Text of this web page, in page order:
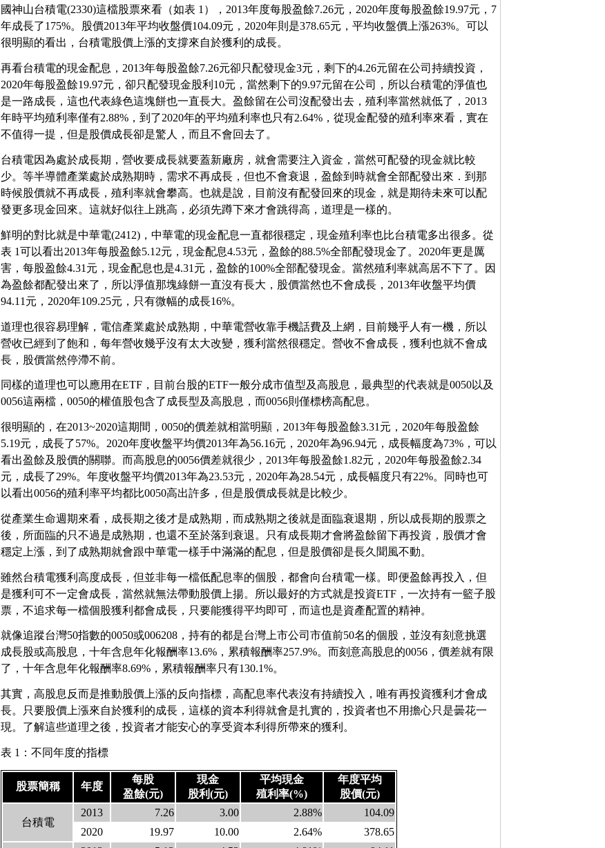
國神山台積電(2330)這檔股票來看（如表 1），2013年度每股盈餘7.26元，2020年度每股盈餘19.97元，7
年成長了175%。股價2013年平均收盤價104.09元，2020年則是378.65元，平均收盤價上漲263%。可以
很明顯的看出，台積電股價上漲的支撐來自於獲利的成長。
再看台積電的現金配息，2013年每股盈餘7.26元卻只配發現金3元，剩下的4.26元留在公司持續投資，
2020年每股盈餘19.97元，卻只配發現金股利10元，當然剩下的9.97元留在公司，所以台積電的淨值也
是一路成長，這也代表綠色這塊餅也一直長大。盈餘留在公司沒配發出去，殖利率當然就低了，2013
年時平均殖利率僅有2.88%，到了2020年的平均殖利率也只有2.64%，從現金配發的殖利率來看，實在
不值得一提，但是股價成長卻是驚人，而且不會回去了。
台積電因為處於成長期，營收要成長就要蓋新廠房，就會需要注入資金，當然可配發的現金就比較
少。等半導體產業處於成熟期時，需求不再成長，但也不會衰退，盈餘到時就會全部配發出來．到那
時候股價就不再成長，殖利率就會攀高。也就是說，目前沒有配發回來的現金，就是期待未來可以配
發更多現金回來。這就好似往上跳高，必須先蹲下來才會跳得高，道理是一樣的。
鮮明的對比就是中華電(2412)，中華電的現金配息一直都很穩定，現金殖利率也比台積電多出很多。從
表 1可以看出2013年每股盈餘5.12元，現金配息4.53元，盈餘的88.5%全部配發現金了。2020年更是厲
害，每股盈餘4.31元，現金配息也是4.31元，盈餘的100%全部配發現金。當然殖利率就高居不下了。因
為盈餘都配發出來了，所以淨值那塊綠餅一直沒有長大，股價當然也不會成長，2013年收盤平均價
94.11元，2020年109.25元，只有微幅的成長16%。
道理也很容易理解，電信產業處於成熟期，中華電營收靠手機話費及上網，目前幾乎人有一機，所以
營收已經到了飽和，每年營收幾乎沒有太大改變，獲利當然很穩定。營收不會成長，獲利也就不會成
長，股價當然停滯不前。
同樣的道理也可以應用在ETF，目前台股的ETF一般分成市值型及高股息，最典型的代表就是0050以及
0056這兩檔，0050的權值股包含了成長型及高股息，而0056則僅標榜高配息。
很明顯的，在2013~2020這期間，0050的價差就相當明顯，2013年每股盈餘3.31元，2020年每股盈餘
5.19元，成長了57%。2020年度收盤平均價2013年為56.16元，2020年為96.94元，成長幅度為73%，可以
看出盈餘及股價的關聯。而高股息的0056價差就很少，2013年每股盈餘1.82元，2020年每股盈餘2.34
元，成長了29%。年度收盤平均價2013年為23.53元，2020年為28.54元，成長幅度只有22%。同時也可
以看出0056的殖利率平均都比0050高出許多，但是股價成長就是比較少。
從產業生命週期來看，成長期之後才是成熟期，而成熟期之後就是面臨衰退期，所以成長期的股票之
後，所面臨的只不過是成熟期，也還不至於落到衰退。只有成長期才會將盈餘留下再投資，股價才會
穩定上漲，到了成熟期就會跟中華電一樣手中滿滿的配息，但是股價卻是長久聞風不動。
雖然台積電獲利高度成長，但並非每一檔低配息率的個股，都會向台積電一樣。即便盈餘再投入，但
是獲利可不一定會成長，當然就無法帶動股價上揚。所以最好的方式就是投資ETF，一次持有一籃子股
票，不追求每一檔個股獲利都會成長，只要能獲得平均即可，而這也是資產配置的精神。
就像追蹤台灣50指數的0050或006208，持有的都是台灣上市公司市值前50名的個股，並沒有刻意挑選
成長股或高股息，十年含息年化報酬率13.6%，累積報酬率257.9%。而刻意高股息的0056，價差就有限
了，十年含息年化報酬率8.69%，累積報酬率只有130.1%。
其實，高股息反而是推動股價上漲的反向指標，高配息率代表沒有持續投入，唯有再投資獲利才會成
長。只要股價上漲來自於獲利的成長，這樣的資本利得就會是扎實的，投資者也不用擔心只是曇花一
現。了解這些道理之後，投資者才能安心的享受資本利得所帶來的獲利。
表 1：不同年度的指標
股票簡稱 年度
每股
盈餘(元)
現金
股利(元)
平均現金
殖利率(%)
年度平均
股價(元)
台積電
2013 7.26 3.00 2.88%
104.09
2020
19.97 10.00 2.64% 378.65